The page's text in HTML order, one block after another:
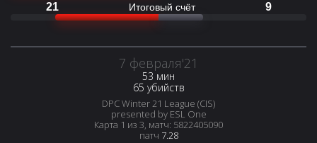
21 Итоговый счёт 9
7 февраля'21
53 мин
65 убийств
DPC Winter 21 League (CIS)
presented by ESL One
Карта 1 из 3, матч: 5822405090
патч 7.28